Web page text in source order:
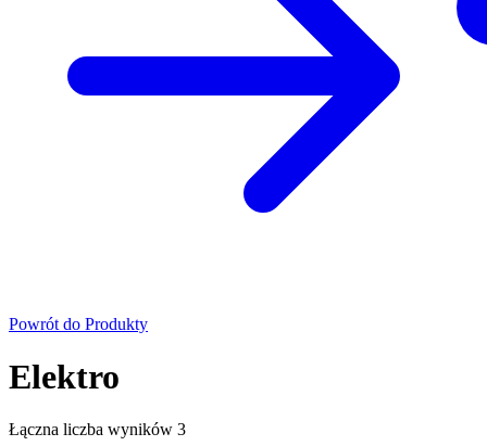
Powrót do Produkty
Elektro
Łączna liczba wyników 3